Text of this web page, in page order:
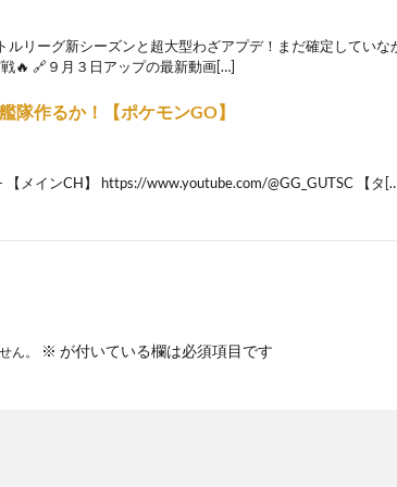
ルリーグ新シーズンと超大型わざアプデ！まだ確定していな
🔥 🔗９月３日アップの最新動画[…]
隊作るか！【ポケモンGO】
メインCH】 https://www.youtube.com/@GG_GUTSC 【タ
ん。 ※ が付いている欄は必須項目です